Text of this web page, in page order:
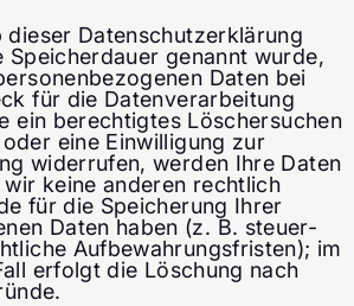
dieser Datenschutzerklärung
Speicherdauer genannt wurde,
Daten bei
für die Datenverarbeitung
ein berechtigtes Löschersuchen
eine Einwilligung zur
widerrufen, werden Ihre Daten
keine anderen rechtlich
für die Speicherung Ihrer
Daten haben (z. B. steuer-
Aufbewahrungsfristen); im
erfolgt die Löschung nach